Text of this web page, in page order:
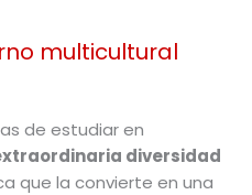
multicultural
de estudiar en
diversidad
que la convierte en una